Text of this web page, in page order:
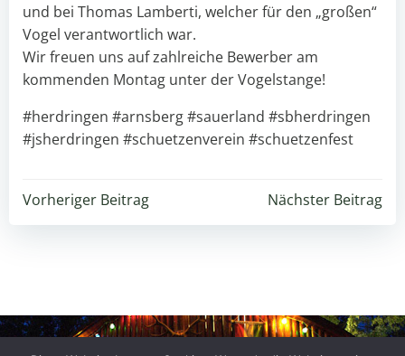
und bei Thomas Lamberti, welcher für den „großen“
Vogel verantwortlich war.
Wir freuen uns auf zahlreiche Bewerber am
kommenden Montag unter der Vogelstange!
#herdringen #arnsberg #sauerland #sbherdringen
#jsherdringen #schuetzenverein #schuetzenfest
Beitragsnavigation
Vorheriger Beitrag Beitragsnavigation
Nächster Beitrag